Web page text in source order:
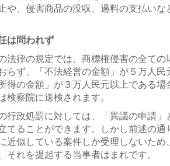
や、侵害商品の没収、過料の支払い
は問われず
法律の規定では、商標権侵害の全ての
らず、「不法経営の金額」が５万人
得の金額」が３万人民元以上である
検察院に送検されます。
行政処罰に対しては、「異議の申請」
てることができます。しかし前述の
近似している案件しか受理しないた
それを提起する当事者はまれです。